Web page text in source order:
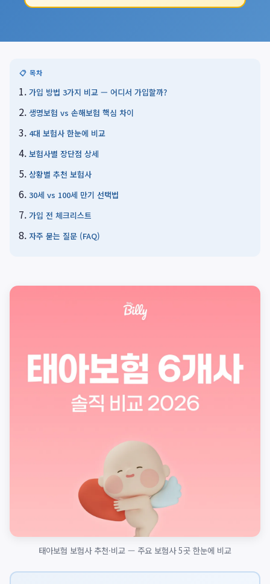
📋 목차
가입 방법 3가지 비교 — 어디서 가입할까?
생명보험 vs 손해보험 핵심 차이
4대 보험사 한눈에 비교
보험사별 장단점 상세
상황별 추천 보험사
30세 vs 100세 만기 선택법
가입 전 체크리스트
자주 묻는 질문 (FAQ)
태아보험 보험사 추천·비교 — 주요 보험사 5곳 한눈에 비교